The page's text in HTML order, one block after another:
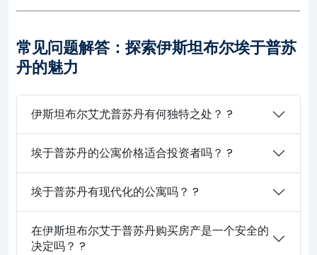
常见问题解答：探索伊斯坦布尔埃于普苏
丹的魅力
伊斯坦布尔艾尤普苏丹有何独特之处？ ?
埃于普苏丹的公寓价格适合投资者吗？ ?
埃于普苏丹有现代化的公寓吗？ ?
在伊斯坦布尔艾于普苏丹购买房产是一个安全的
决定吗？ ?